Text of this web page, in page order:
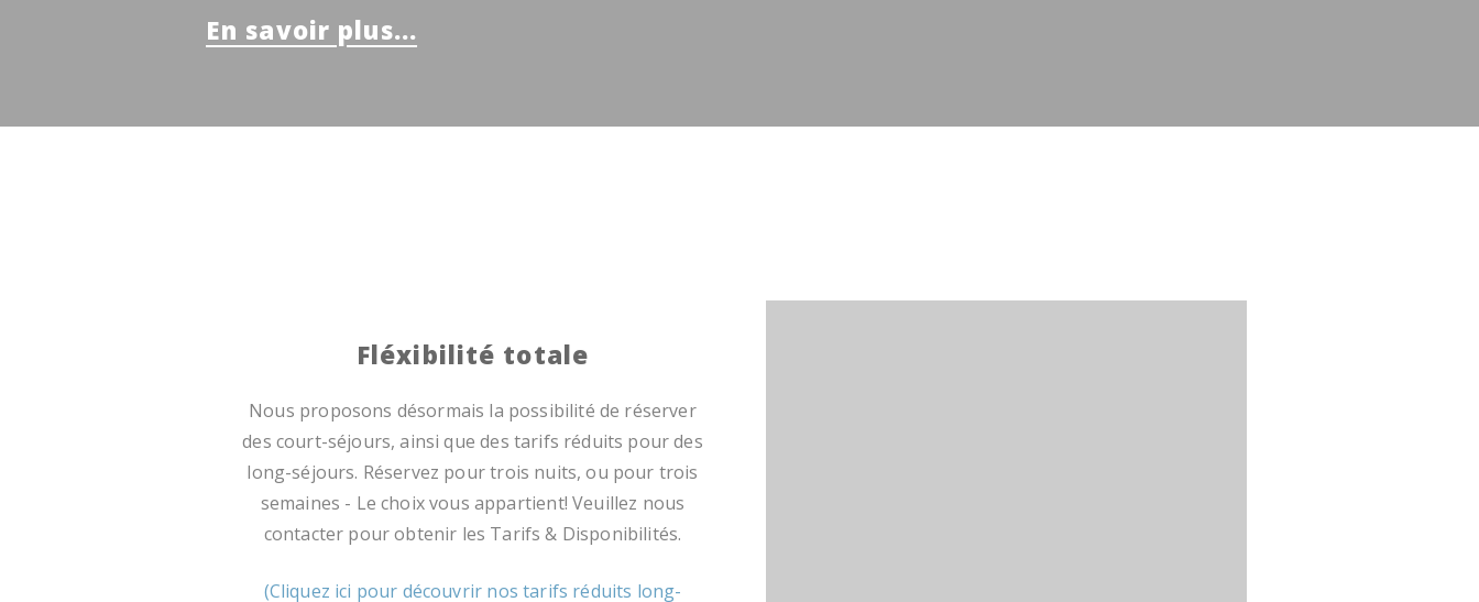
En savoir plus...
Fléxibilité totale
Nous proposons désormais la possibilité de réserver
des court-séjours, ainsi que des tarifs réduits pour des
long-séjours. Réservez pour trois nuits, ou pour trois
semaines - Le choix vous appartient! Veuillez nous
contacter pour obtenir les Tarifs & Disponibilités.
(Cliquez ici pour découvrir nos tarifs réduits long-